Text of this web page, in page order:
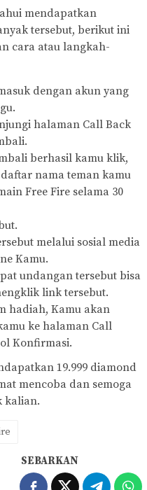
mendapatkan
tersebut, berikut ini
cara atau langkah-
dengan akun yang
halaman Call Back
berhasil kamu klik,
nama teman kamu
Free Fire selama 30
melalui sosial media
Kamu.
undangan tersebut bisa
link tersebut.
hadiah, Kamu akan
ke halaman Call
Konfirmasi.
19.999 diamond
mencoba dan semoga
kalian.
SEBARKAN